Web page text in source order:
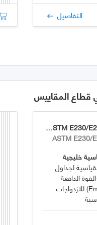
التفاصيل
قطاع المقاييس
GSO ASTM E230/E230M:2026
ASTM E230/
خليجية
لجداول
الدافعة
الكهربائية (emf) للازدواجات